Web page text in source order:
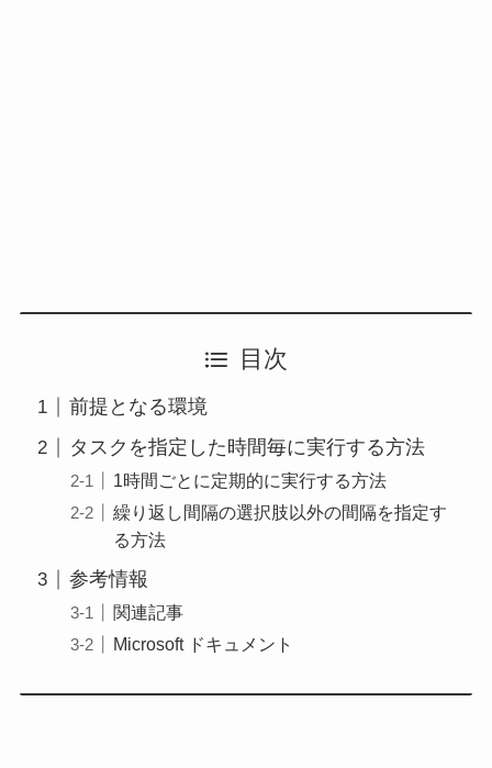
目次
前提となる環境
タスクを指定した時間毎に実行する方法
1時間ごとに定期的に実行する方法
繰り返し間隔の選択肢以外の間隔を指定す
る方法
参考情報
関連記事
Microsoft ドキュメント